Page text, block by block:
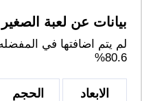
بيانات عن لعبة
لم يتم اضافتها في
80.6%
الابعاد
الحجم